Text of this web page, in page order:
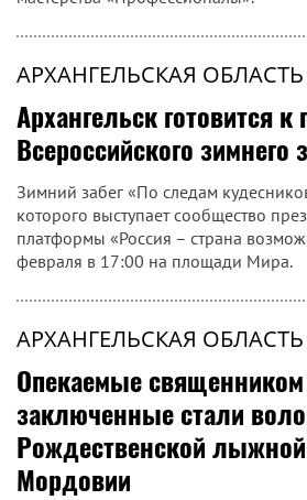
АРХАНГЕЛЬСКАЯ ОБЛАСТЬ
Архангельск готовится
Всероссийского зимнего
Зимний забег «По следам
которого выступает сообщество
платформы «Россия – страна
февраля в 17:00 на площади Мира.
АРХАНГЕЛЬСКАЯ ОБЛАСТЬ
Опекаемые
заключенные стали
Рождественской
Мордовии